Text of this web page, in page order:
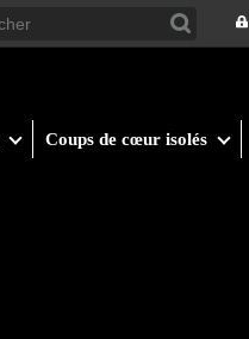
Coups de cœur isolés